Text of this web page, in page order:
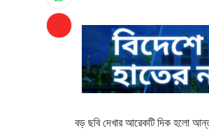
বড় ছবি দেখার আরেকটি দিক হলো